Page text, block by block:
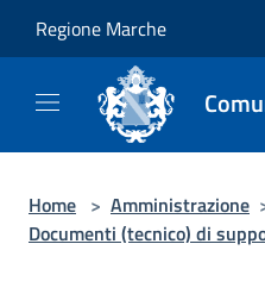
Regione Marche
Home > Amministrazione
Documenti (tecnico) di